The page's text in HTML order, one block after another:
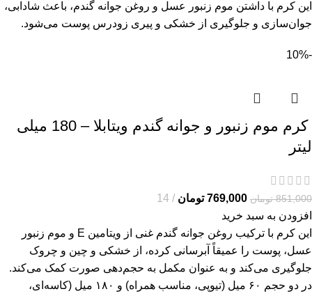
این کرم با داشتن موم زنبور عسل و روغن جوانه گندم، باعث شادابی،
جوان‌سازی و جلوگیری از خشکی و پیری زودرس پوست می‌شود.
-10%
کرم موم زنبور و جوانه گندم ویتابلا – 180 میلی
لیتر
851,000 تومان 769,000 تومان
14
افزودن به سبد خرید
این کرم با ترکیب روغن جوانه گندم غنی از ویتامین E و موم زنبور
عسل، پوست را عمیقاً آبرسانی کرده، از خشکی و چین و چروک
جلوگیری می‌کند و به عنوان مکمل به حجم‌دهی صورت کمک می‌کند.
در دو حجم ۶۰ میل (تیوپی، مناسب همراه) و ۱۸۰ میل (کاسه‌ای،